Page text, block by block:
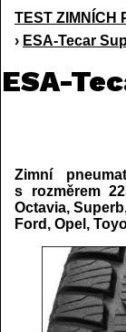
TEST ZIMNÍCH
› ESA-Tecar
ESA-
Zimní
s rozměrem
Octavia,
Ford, Opel,